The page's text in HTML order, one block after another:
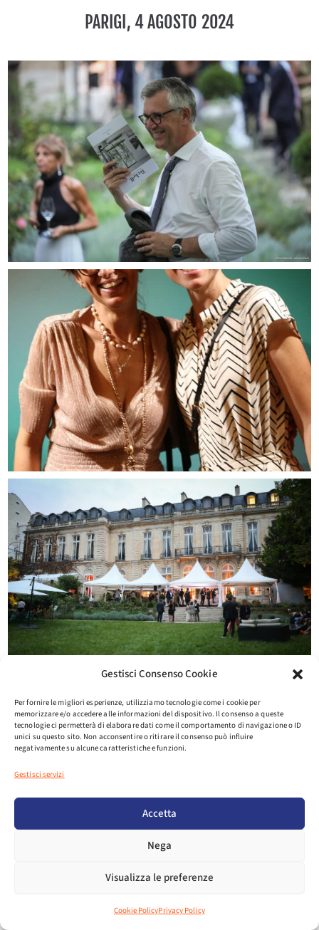
Gestisci Consenso Cookie
Per fornire le migliori esperienze, utilizziamo tecnologie come i cookie per
memorizzare e/o accedere alle informazioni del dispositivo. Il consenso a queste
tecnologie ci permetterà di elaborare dati come il comportamento di navigazione o ID
unici su questo sito. Non acconsentire o ritirare il consenso può influire
negativamente su alcune caratteristiche e funzioni.
Gestisci servizi
Accetta
Nega
Visualizza le preferenze
Cookie PolicyPrivacy Policy
PARIGI, 4 AGOSTO 2024